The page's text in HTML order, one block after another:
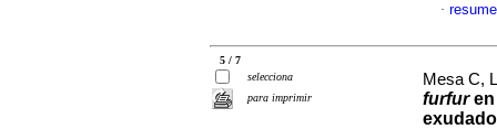
·
5 / 7
selecciona
para imprimir
Mesa C,
furfuren